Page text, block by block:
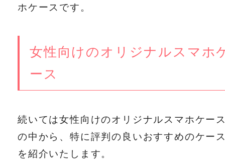
ホケースです。
女性向けのオリジナルスマホ
ース
続いては女性向けのオリジナルスマホケー
の中から、特に評判の良いおすすめのケー
を紹介いたします。